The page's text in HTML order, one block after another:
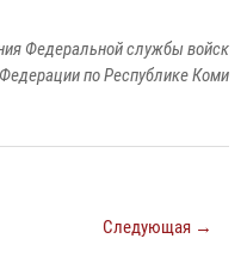
Федеральной службы войск
по Республике Коми
Следующая →